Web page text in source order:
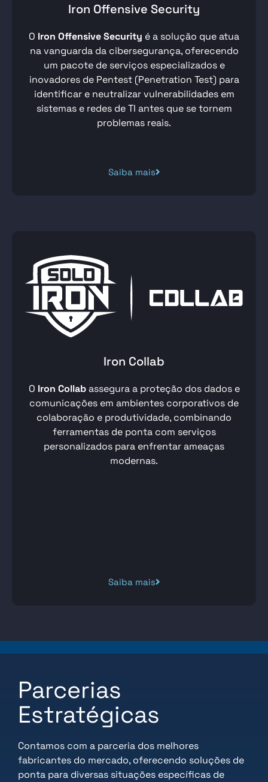
Iron Offensive Security
O Iron Offensive Security é a solução que atua
na vanguarda da cibersegurança, oferecendo
um pacote de serviços especializados e
inovadores de Pentest(Penetration Test) para
identificar e neutralizar vulnerabilidades em
sistemas e redes de TI antes que se tornem
problemas reais.
Saiba mais
Iron Collab
O Iron Collabassegura a proteção dos dados e
comunicações em ambientes corporativos de
colaboração e produtividade, combinando
ferramentas de ponta com serviços
personalizados para enfrentar ameaças
modernas.
Saiba mais
Parcerias
Estratégicas
Contamos com a parceria dos melhores
fabricantes do mercado, oferecendo soluções de
ponta para diversas situações específicas de